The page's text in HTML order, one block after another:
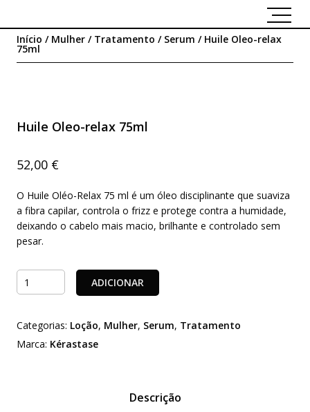
Início / Mulher / Tratamento / Serum / Huile Oleo-relax
75ml
Huile Oleo-relax 75ml
52,00 €
O Huile Oléo-Relax 75 ml é um óleo disciplinante que suaviza
a fibra capilar, controla o frizz e protege contra a humidade,
deixando o cabelo mais macio, brilhante e controlado sem
pesar.
Quantidade
de
Oleo-
relax
ADICIONAR
Categorias: Loção, Mulher, Serum, Tratamento
Marca: Kérastase
Descrição